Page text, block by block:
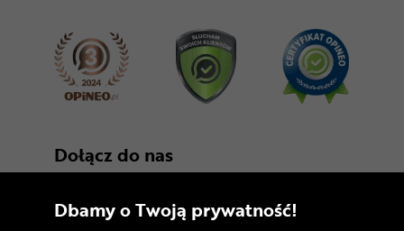
Dołącz do nas
Dbamy o Twoją prywatność!